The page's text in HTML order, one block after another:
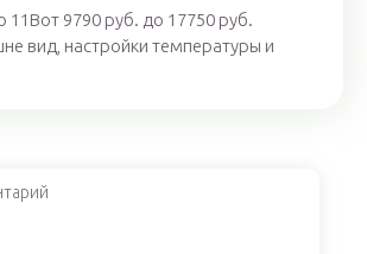
11Bот 9790 руб. до 17750 руб.
вид, настройки температуры и